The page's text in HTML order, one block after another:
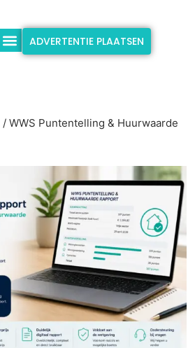
ADVERTENTIE PLAATSEN
/ WWS Puntentelling & Huurwaarde